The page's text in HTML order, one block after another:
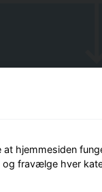
appen
hjemmesiden
og fravælge hver